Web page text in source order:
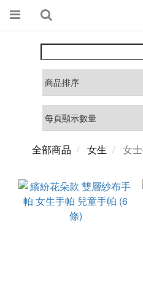
全部商品 女生 女